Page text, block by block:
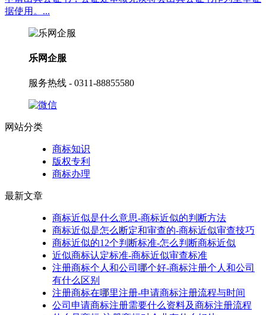
据使用。...
乐网企服
服务热线 - 0311-88855580
网站分类
商标知识
版权专利
商标办理
最新文章
商标近似是什么意思-商标近似的判断方法
商标近似是怎么断定和审查的-商标近似审查技巧
商标近似的12个判断标准-怎么判断商标近似
近似商标认定标准-商标近似审查标准
注册商标个人和公司哪个好-商标注册个人和公司
有什么区别
注册商标在哪里注册-申请商标注册流程与时间
公司申请商标注册需要什么资料及商标注册流程